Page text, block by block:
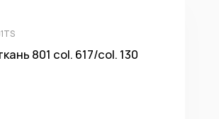
801 col. 617/col. 130